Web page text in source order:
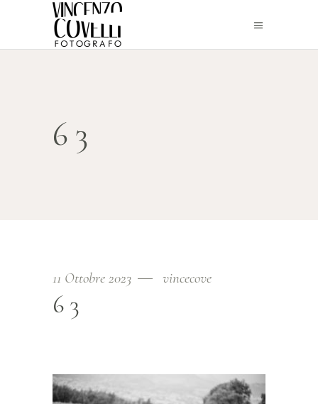
63
11 Ottobre 2023 vincecove
63